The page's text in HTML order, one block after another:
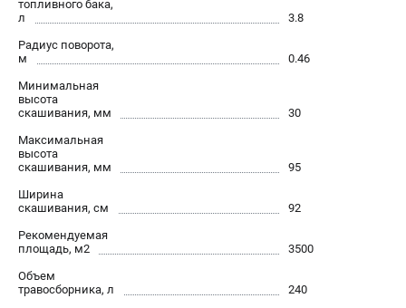
топливного бака,
л
3.8
Радиус поворота,
м
0.46
Минимальная
высота
скашивания, мм
30
Максимальная
высота
скашивания, мм
95
Ширина
скашивания, см
92
Рекомендуемая
площадь, м2
3500
Объем
травосборника, л
240